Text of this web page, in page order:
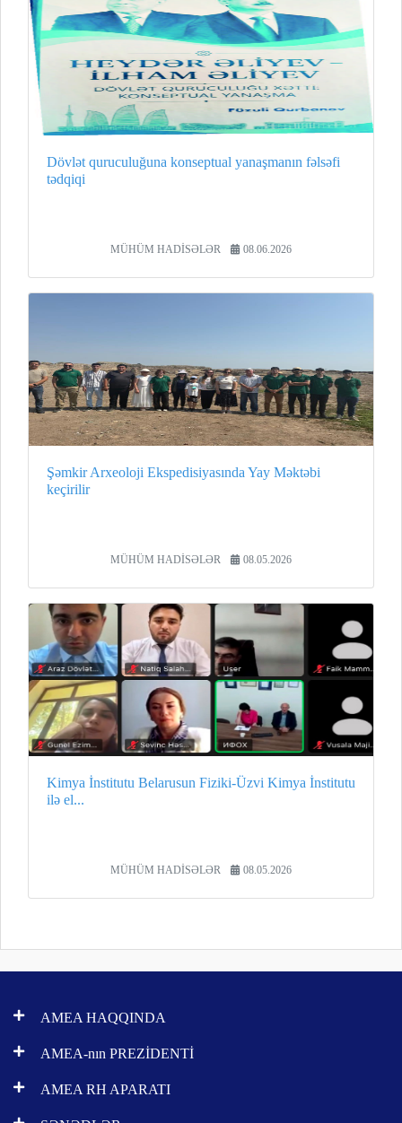
Dövlət quruculuğuna konseptual yanaşmanın fəlsəfi
tədqiqi
MÜHÜM HADİSƏLƏR 08.06.2026
Şəmkir Arxeoloji Ekspedisiyasında Yay Məktəbi
keçirilir
MÜHÜM HADİSƏLƏR 08.05.2026
Kimya İnstitutu Belarusun Fiziki-Üzvi Kimya İnstitutu
ilə el...
MÜHÜM HADİSƏLƏR 08.05.2026
AMEA HAQQINDA
AMEA-nın PREZİDENTİ
AMEA RH APARATI